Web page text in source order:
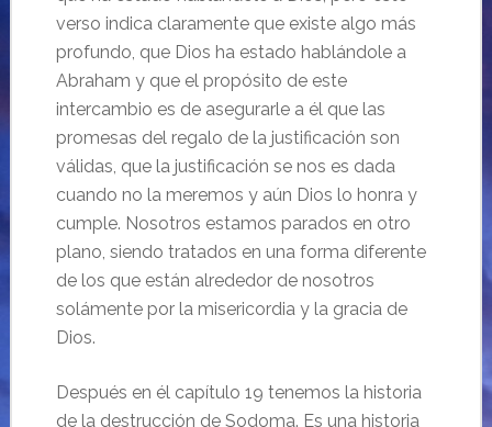
verso indica claramente que existe algo más
profundo, que Dios ha estado hablándole a
Abraham y que el propósito de este
intercambio es de asegurarle a él que las
promesas del regalo de la justificación son
válidas, que la justificación se nos es dada
cuando no la meremos y aún Dios lo honra y
cumple. Nosotros estamos parados en otro
plano, siendo tratados en una forma diferente
de los que están alrededor de nosotros
solámente por la misericordia y la gracia de
Dios.
Después en él capítulo 19 tenemos la historia
de la destrucción de Sodoma. Es una historia